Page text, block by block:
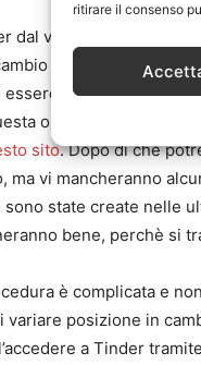
ritirare il consenso
dal vostro iPhone o
di posizione con
effettuata
operazione può
sito. Dopo di che
ma vi mancheranno
sono state create nelle
bene, perchè si
è complicata e
posizione in
a Tinder